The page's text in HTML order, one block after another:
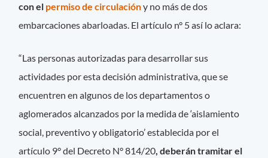
con el permiso de circulacióny no más de dos
embarcaciones abarloadas. El artículo n° 5 así lo aclara:
“Las personas autorizadas para desarrollar sus
actividades por esta decisión administrativa, que se
encuentren en algunos de los departamentos o
aglomerados alcanzados por la medida de ‘aislamiento
social, preventivo y obligatorio’ establecida por el
artículo 9° del Decreto N° 814/20, deberán tramitar el